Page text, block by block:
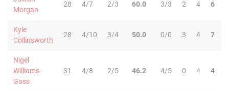
Morgan
28 4/7 2/3 60.0 3/3 2 4 6
Kyle
Collinsworth
28 4/10 3/4 50.0 0/0 3 4 7
Nigel
Williams-
Goss
31 4/8 2/5 46.2 4/5 0 4 4